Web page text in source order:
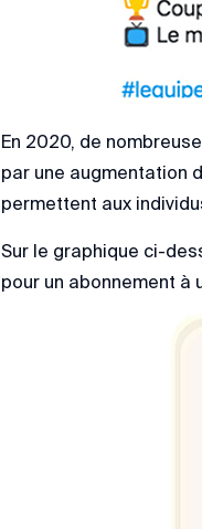
En 2020, de
par une augmentation
permettent aux
Sur le graphique ci-
pour un abonnement à